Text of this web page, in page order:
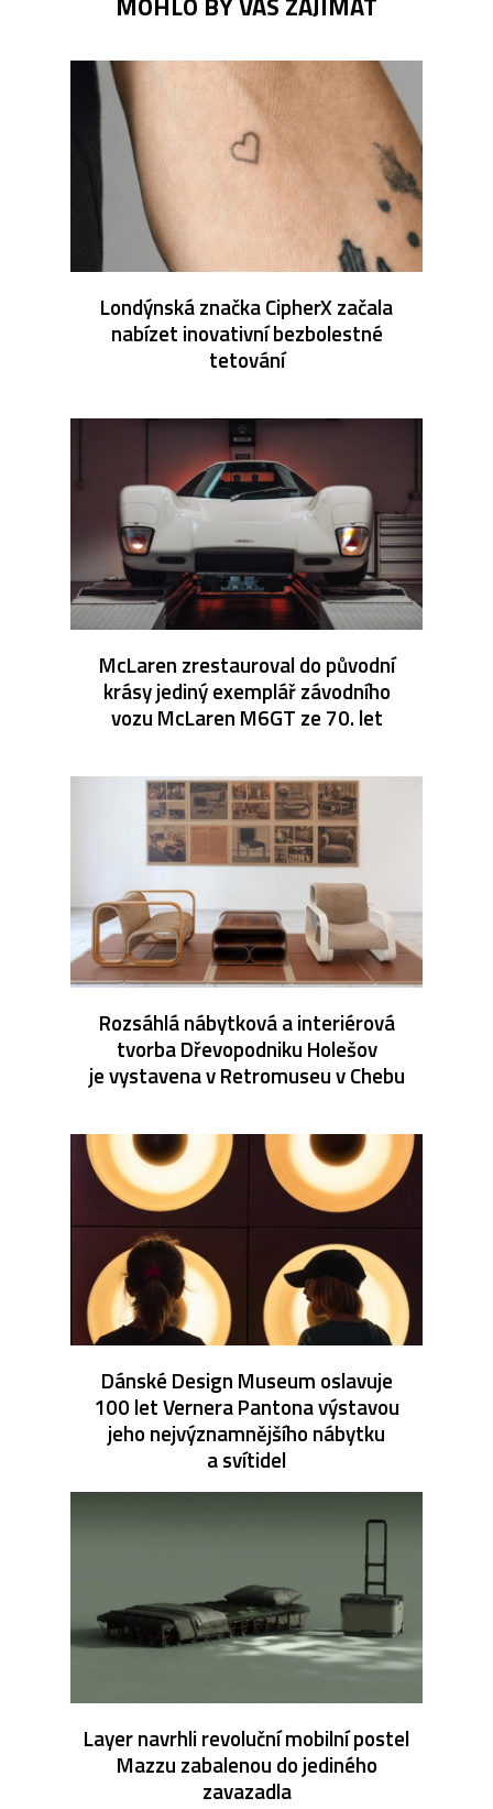
Londýnská značka CipherX začala
nabízet inovativní bezbolestné
tetování
McLaren zrestauroval do původní
krásy jediný exemplář závodního
vozu McLaren M6GT ze 70. let
Rozsáhlá nábytková a interiérová
tvorba Dřevopodniku Holešov
je vystavena v Retromuseu v Chebu
Dánské Design Museum oslavuje
100 let Vernera Pantona výstavou
jeho nejvýznamnějšího nábytku
a svítidel
Layer navrhli revoluční mobilní postel
Mazzu zabalenou do jediného
zavazadla